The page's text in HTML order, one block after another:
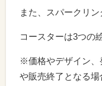
また、スパークリ
コースターは3つの
※価格やデザイン、
や販売終了となる